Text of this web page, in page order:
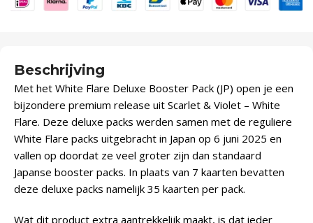
Beschrijving
Met het White Flare Deluxe Booster Pack (JP) open je een
bijzondere premium release uit Scarlet & Violet – White
Flare. Deze deluxe packs werden samen met de reguliere
White Flare packs uitgebracht in Japan op 6 juni 2025 en
vallen op doordat ze veel groter zijn dan standaard
Japanse booster packs. In plaats van 7 kaarten bevatten
deze deluxe packs namelijk 35 kaarten per pack.
Wat dit product extra aantrekkelijk maakt, is dat ieder